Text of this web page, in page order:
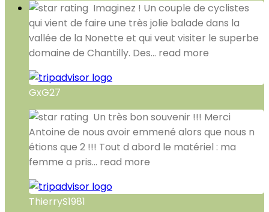
Imaginez ! Un couple de cyclistes
qui vient de faire une très jolie balade dans la
vallée de la Nonette et qui veut visiter le superbe
domaine de Chantilly. Des... read more
GxG27
Un très bon souvenir !!! Merci
Antoine de nous avoir emmené alors que nous n
étions que 2 !!! Tout d abord le matériel : ma
femme a pris... read more
ThierryS1981